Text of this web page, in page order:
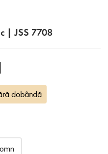
| JSS 7708
dobândă